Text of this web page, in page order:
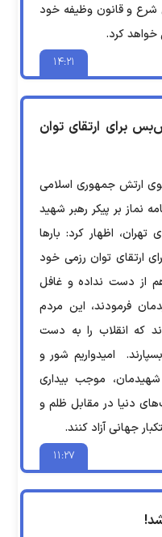
۱۴:۲۱
شرع و قانون وظیفه خود
خواهد کرد.
برای ارتقای توان
۱۱:۲۷
ارتش جمهوری اسلامی
نماز بر پیکر رهبر شهید
اظهار کرد: بارها
ارتقای توان رزمی خود
از دست نداده و غافل
فرمودند، این مردم
که انقلاب را به دست
امیدواریم شور و
موجب بیداری
دنیا در مقابل ظلم و
جهانی آزاد کنند.